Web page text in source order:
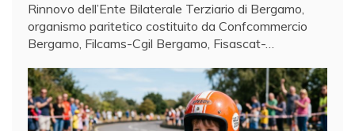
Rinnovo dell’Ente Bilaterale Terziario di Bergamo,
organismo paritetico costituito da Confcommercio
Bergamo, Filcams-Cgil Bergamo, Fisascat-…